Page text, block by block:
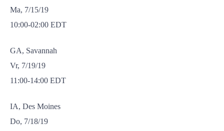
Ma, 7/15/19
10:00-02:00 EDT
GA, Savannah
Vr, 7/19/19
11:00-14:00 EDT
IA, Des Moines
Do, 7/18/19